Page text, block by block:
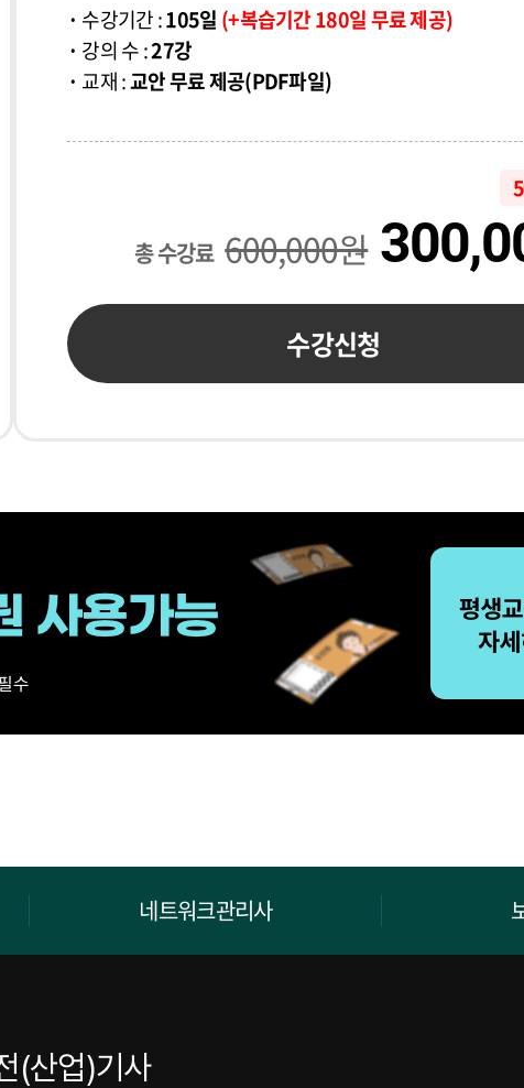
수강기간 :105일 (+복습기간 180일 무료 제공)
강의 수 :27강
교재 :교안 무료 제공(PDF파일)
총 수강료 600,000원
수강신청
네트워크관리사
(산업)기사